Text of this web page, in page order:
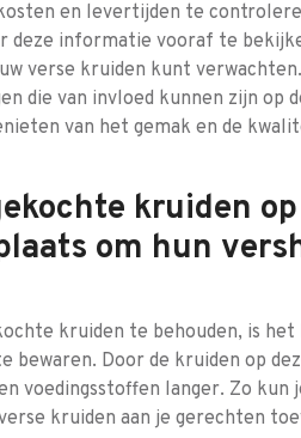
en levertijden te
deze informatie vooraf te
verse kruiden kunt
die van invloed kunnen zijn op
van het gemak en de
kruiden
om hun
kruiden te behouden, is
bewaren. Door de kruiden op
voedingsstoffen langer. Zo kun
kruiden aan je gerechten